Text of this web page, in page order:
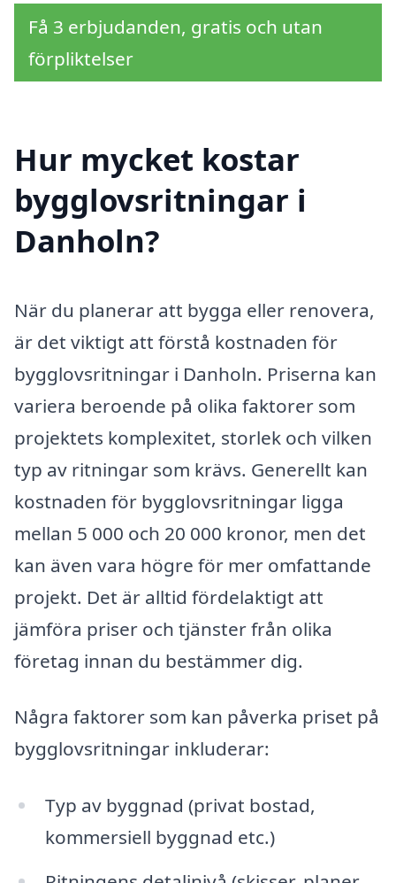
Få 3 erbjudanden, gratis och utan
förpliktelser
Hur mycket kostar
bygglovsritningar i
Danholn?
När du planerar att bygga eller renovera,
är det viktigt att förstå kostnaden för
bygglovsritningar i Danholn. Priserna kan
variera beroende på olika faktorer som
projektets komplexitet, storlek och vilken
typ av ritningar som krävs. Generellt kan
kostnaden för bygglovsritningar ligga
mellan 5 000 och 20 000 kronor, men det
kan även vara högre för mer omfattande
projekt. Det är alltid fördelaktigt att
jämföra priser och tjänster från olika
företag innan du bestämmer dig.
Några faktorer som kan påverka priset på
bygglovsritningar inkluderar:
Typ av byggnad (privat bostad,
kommersiell byggnad etc.)